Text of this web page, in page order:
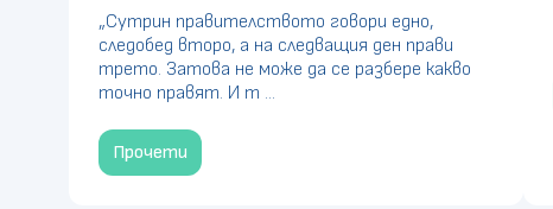
„Сутрин правителството говори едно,
следобед второ, а на следващия ден прави
трето. Затова не може да се разбере какво
точно правят. И т ...
Прочети